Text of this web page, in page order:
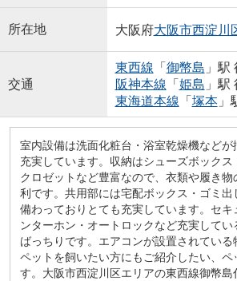
所在地 大阪府大阪市西淀川
交通
東西線 「 御幣島 」駅
阪神本線 「 姫島 」駅
東海道本線 「 塚本」
室内設備は洗面化粧台・浴室乾燥機などが
充実しています。収納はシューズボックス
クロゼットなど豊富なので、衣類や履き物
利です。共用部には宅配ボックス・ゴミ
備わっておりとても充実しています。セキ
ンターホン・オートロックなど充実してい
ばっちりです。エアコンが設置されている
ペットを飼いたい方にもご紹介したい、ペ
す。大阪市西淀川区エリアの東西線御幣島